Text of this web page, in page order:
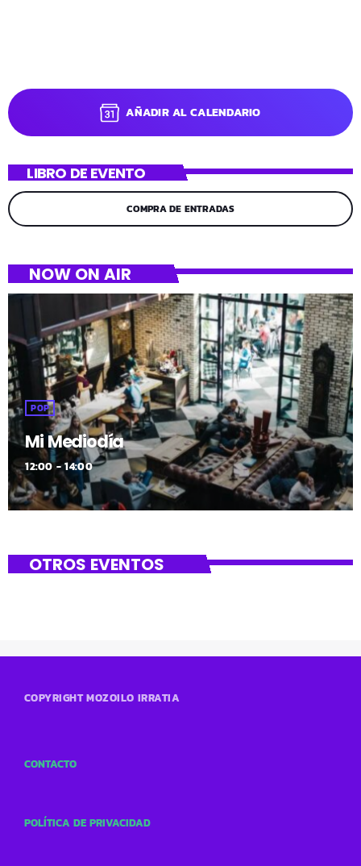
AÑADIR AL CALENDARIO
LIBRO DE EVENTO
COMPRA DE ENTRADAS
NOW ON AIR
POP
Mi Mediodía
12:00 - 14:00
OTROS EVENTOS
COPYRIGHT MOZOILO IRRATIA
CONTACTO
POLÍTICA DE PRIVACIDAD